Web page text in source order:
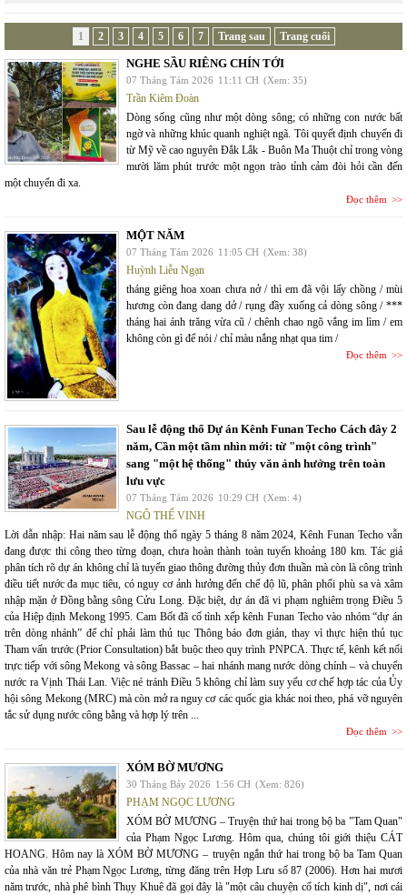
1 2 3 4 5 6 7 Trang sau Trang cuối
NGHE SẦU RIÊNG CHÍN TỚI
07 Tháng Tám 2026 11:11 CH (Xem: 35)
Trần Kiêm Đoàn
Dòng sống cũng như một dòng sông; có những con nước bất
ngờ và những khúc quanh nghiệt ngã. Tôi quyết định chuyến đi
từ Mỹ về cao nguyên Đắk Lắk - Buôn Ma Thuột chỉ trong vòng
mười lăm phút trước một ngọn trào tỉnh cảm đòi hỏi cần đến
một chuyến đi xa.
Đọc thêm
MỘT NĂM
07 Tháng Tám 2026 11:05 CH (Xem: 38)
Huỳnh Liễu Ngạn
tháng giêng hoa xoan chưa nở / thì em đã vội lấy chồng / mùi
hương còn đang dang dở / rụng đầy xuống cả dòng sông / ***
tháng hai ánh trăng vừa cũ / chênh chao ngõ vắng im lìm / em
không còn gì để nói / chỉ màu nắng nhạt qua tim /
Đọc thêm
Sau lễ động thổ Dự án Kênh Funan Techo Cách đây 2
năm, Cần một tầm nhìn mới: từ "một công trình"
sang "một hệ thống" thủy văn ảnh hưởng trên toàn
lưu vực
07 Tháng Tám 2026 10:29 CH (Xem: 4)
NGÔ THẾ VINH
Lời dẫn nhập: Hai năm sau lễ động thổ ngày 5 tháng 8 năm 2024, Kênh Funan Techo vẫn
đang được thi công theo từng đoạn, chưa hoàn thành toàn tuyến khoảng 180 km. Tác giả
phân tích rõ dự án không chỉ là tuyến giao thông đường thủy đơn thuần mà còn là công trình
điều tiết nước đa mục tiêu, có nguy cơ ảnh hưởng đến chế độ lũ, phân phối phù sa và xâm
nhập mặn ở Đồng bằng sông Cửu Long. Đặc biệt, dự án đã vi phạm nghiêm trọng Điều 5
của Hiệp định Mekong 1995. Cam Bốt đã cố tình xếp kênh Funan Techo vào nhóm “dự án
trên dòng nhánh” để chỉ phải làm thủ tục Thông báo đơn giản, thay vì thực hiện thủ tục
Tham vấn trước (Prior Consultation) bắt buộc theo quy trình PNPCA. Thực tế, kênh kết nối
trực tiếp với sông Mekong và sông Bassac – hai nhánh mang nước dòng chính – và chuyển
nước ra Vịnh Thái Lan. Việc né tránh Điều 5 không chỉ làm suy yếu cơ chế hợp tác của Ủy
hội sông Mekong (MRC) mà còn mở ra nguy cơ các quốc gia khác noi theo, phá vỡ nguyên
tắc sử dụng nước công bằng và hợp lý trên ...
Đọc thêm
XÓM BỜ MƯƠNG
30 Tháng Bảy 2026 1:56 CH (Xem: 826)
PHẠM NGỌC LƯƠNG
XÓM BỜ MƯƠNG – Truyện thứ hai trong bộ ba "Tam Quan"
của Phạm Ngọc Lương. Hôm qua, chúng tôi giới thiệu CÁT
HOANG. Hôm nay là XÓM BỜ MƯƠNG – truyện ngắn thứ hai trong bộ ba Tam Quan
của nhà văn trẻ Phạm Ngọc Lương, từng đăng trên Hợp Lưu số 87 (2006). Hơn hai mươi
năm trước, nhà phê bình Thụy Khuê đã gọi đây là "một câu chuyện cổ tích kinh dị", nơi cái